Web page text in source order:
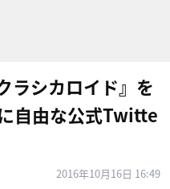
ラシカロイド』を
自由な公式Twitte
2016年10月16日 16:49